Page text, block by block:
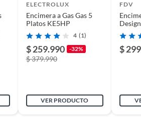
ELECTROLUX
Encimera a Gas Gas 5
Platos KE5HP
4 (1)
$ 259.990 -32%
$ 379.990
VER PRODUCTO
FDV
$